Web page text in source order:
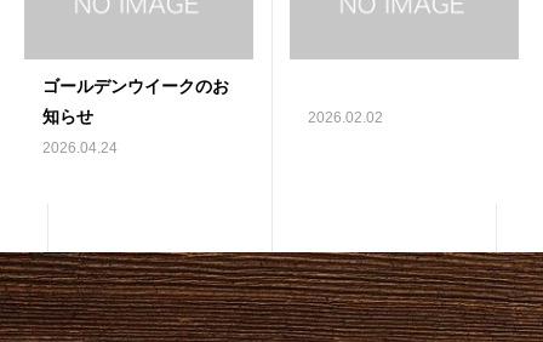
ゴールデンウイークのお
知らせ
2026.04.24
2026.02.02